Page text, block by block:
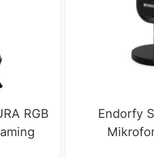
RGB
Endorfy